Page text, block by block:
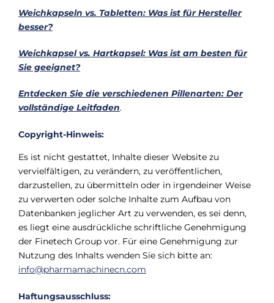
Weichkapseln vs. Tabletten: Was ist für Hersteller
besser?
Weichkapsel vs. Hartkapsel: Was ist am besten für
Sie geeignet?
Entdecken Sie die verschiedenen Pillenarten: Der
vollständige Leitfaden.
Copyright-Hinweis:
Es ist nicht gestattet, Inhalte dieser Website zu
vervielfältigen, zu verändern, zu veröffentlichen,
darzustellen, zu übermitteln oder in irgendeiner Weise
zu verwerten oder solche Inhalte zum Aufbau von
Datenbanken jeglicher Art zu verwenden, es sei denn,
es liegt eine ausdrückliche schriftliche Genehmigung
der Finetech Group vor. Für eine Genehmigung zur
Nutzung des Inhalts wenden Sie sich bitte an:
info@pharmamachinecn.com
Haftungsausschluss: